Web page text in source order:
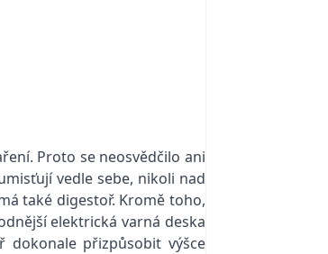
Proto se neosvědčilo ani
vedle sebe, nikoli nad
také digestoř. Kromě toho,
elektrická varná deska
dokonale přizpůsobit výšce